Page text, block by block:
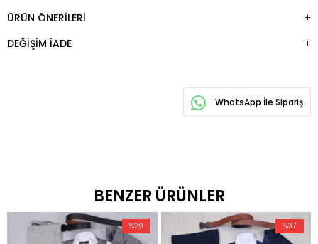
ÜRÜN ÖNERILERI
DEĞIŞIM İADE
WhatsApp İle Sipariş
BENZER ÜRÜNLER
%29 %37